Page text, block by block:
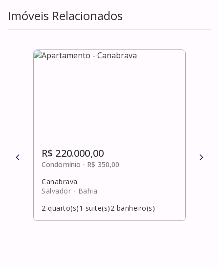
Imóveis Relacionados
R$ 220.000,00
Condomínio - R$ 350,00
Canabrava
Salvador - Bahia
2 quarto(s)1 suite(s)2 banheiro(s)
R$